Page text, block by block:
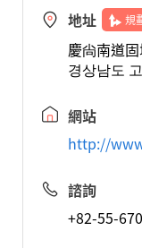
地址 規
慶尙南道
경상남도
網站
http://
諮詢
+82-55-